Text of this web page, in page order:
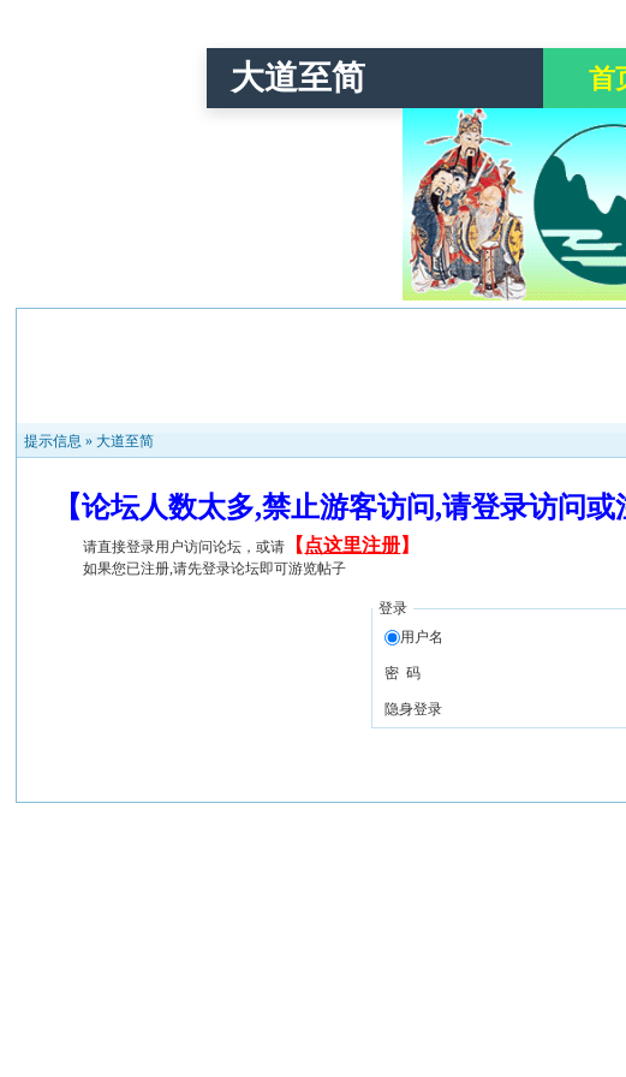
大道至简 首
提示信息 » 大道至简
【论坛人数太多,禁止游客访问,请登录访问
请直接登录用户访问论坛，或请 【 点这里注册】
如果您已注册,请先登录论坛即可游览帖子
登录
用户名
密 码
隐身登录